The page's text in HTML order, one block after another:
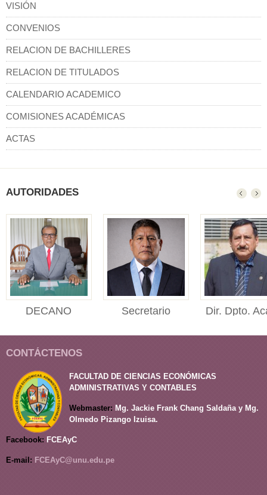
VISIÓN
CONVENIOS
RELACION DE BACHILLERES
RELACION DE TITULADOS
CALENDARIO ACADEMICO
COMISIONES ACADÉMICAS
ACTAS
AUTORIDADES
DECANO
Ciencias Económicas,
Administr...
Secretario
Dir. Dpto.
de
CONTÁCTENOS
FACULTAD DE CIENCIAS ECONÓMICAS
ADMINISTRATIVAS Y CONTABLES
Webmaster: Mg. Jackie Frank Chang Saldaña y Mg.
Olmedo Pizango Izuisa.
Facebook: FCEAyC
E-mail: FCEAyC@unu.edu.pe